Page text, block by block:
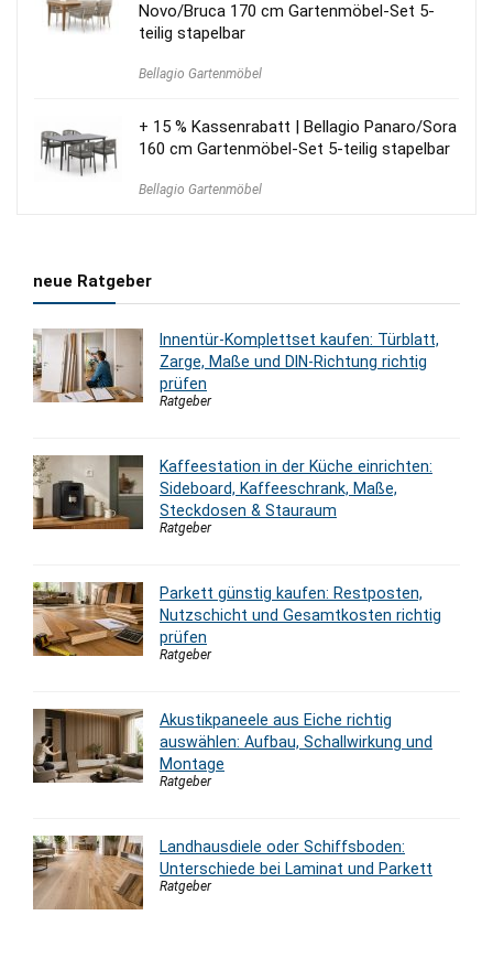
Novo/Bruca 170 cm Gartenmöbel-Set 5-
teilig stapelbar
Bellagio Gartenmöbel
+ 15 % Kassenrabatt | Bellagio Panaro/Sora
160 cm Gartenmöbel-Set 5-teilig stapelbar
Bellagio Gartenmöbel
neue Ratgeber
Innentür-Komplettset kaufen: Türblatt,
Zarge, Maße und DIN-Richtung richtig
prüfen
Ratgeber
Kaffeestation in der Küche einrichten:
Sideboard, Kaffeeschrank, Maße,
Steckdosen & Stauraum
Ratgeber
Parkett günstig kaufen: Restposten,
Nutzschicht und Gesamtkosten richtig
prüfen
Ratgeber
Akustikpaneele aus Eiche richtig
auswählen: Aufbau, Schallwirkung und
Montage
Ratgeber
Landhausdiele oder Schiffsboden:
Unterschiede bei Laminat und Parkett
Ratgeber